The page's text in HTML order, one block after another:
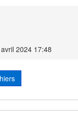
2024 17:48